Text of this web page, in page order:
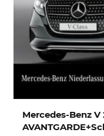
Mercedes-Benz V